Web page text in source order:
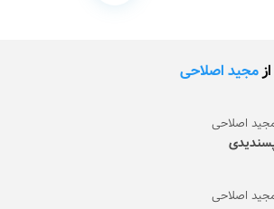
مجید اصلاحی
اصلاحی
اصلاحی